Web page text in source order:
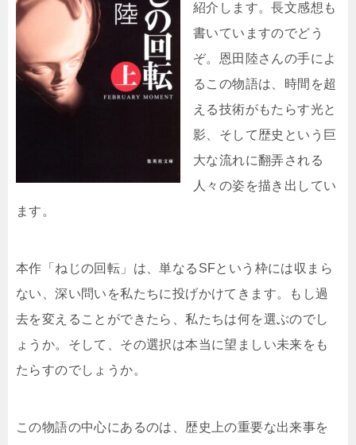
紹介します。長文感想も
書いていますのでどう
ぞ。恩田陸さんの手によ
るこの物語は、時間を超
える技術がもたらす光と
影、そして歴史という巨
大な流れに翻弄される
人々の姿を描き出してい
ます。
本作「ねじの回転」は、単なるSFという枠には収まら
ない、深い問いを私たちに投げかけてきます。もし過
去を変えることができたら、私たちは何を選ぶのでし
ょうか。そして、その選択は本当に望ましい未来をも
たらすのでしょうか。
この物語の中心にあるのは、歴史上の重要な出来事を